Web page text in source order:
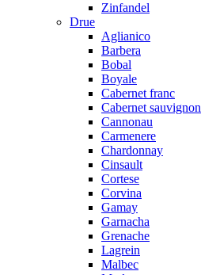
Zinfandel
Drue
Aglianico
Barbera
Bobal
Boyale
Cabernet franc
Cabernet sauvignon
Cannonau
Carmenere
Chardonnay
Cinsault
Cortese
Corvina
Gamay
Garnacha
Grenache
Lagrein
Malbec